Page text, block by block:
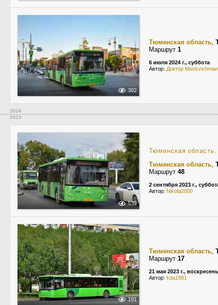
302
Тюменская область,
Маршрут 1
6 июля 2024 г., суббота
Автор: Доктор Moskvichman
2024
2023
533
Тюменская область,
Тюменская область,
Маршрут 48
2 сентября 2023 г.,
Автор: Nikola2000
191
Тюменская область,
Маршрут 17
21 мая 2023 г.,
Автор: kda1981